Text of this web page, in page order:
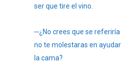
ser que tire el vino.
─¿No crees que se
no te molestaras en
la cama?